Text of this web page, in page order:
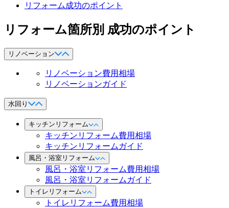
リフォーム成功のポイント
リフォーム箇所別 成功のポイント
リノベーション
リノベーション費用相場
リノベーションガイド
水回り
キッチンリフォーム
キッチンリフォーム費用相場
キッチンリフォームガイド
風呂・浴室リフォーム
風呂・浴室リフォーム費用相場
風呂・浴室リフォームガイド
トイレリフォーム
トイレリフォーム費用相場